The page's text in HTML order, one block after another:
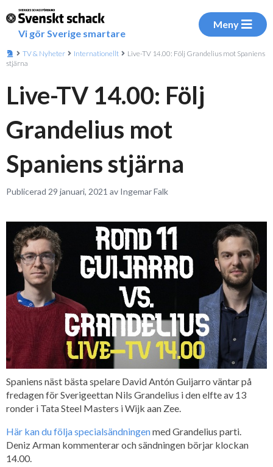
Vi gör Sverige smartare
Meny
TV & Nyheter Internationellt
Live-TV 14.00: Följ Grandelius mot Spaniens
stjärna
Live-TV 14.00: Följ
Grandelius mot
Spaniens stjärna
Publicerad 29 januari, 2021 av Ingemar Falk
Spaniens näst bästa spelare David Antón Guijarro väntar på
fredagen för Sverigeettan Nils Grandelius i den elfte av 13
ronder i Tata Steel Masters i Wijk aan Zee.
Här kan du följa specialsändningenmed Grandelius parti.
Deniz Arman kommenterar och sändningen börjar klockan
14.00.